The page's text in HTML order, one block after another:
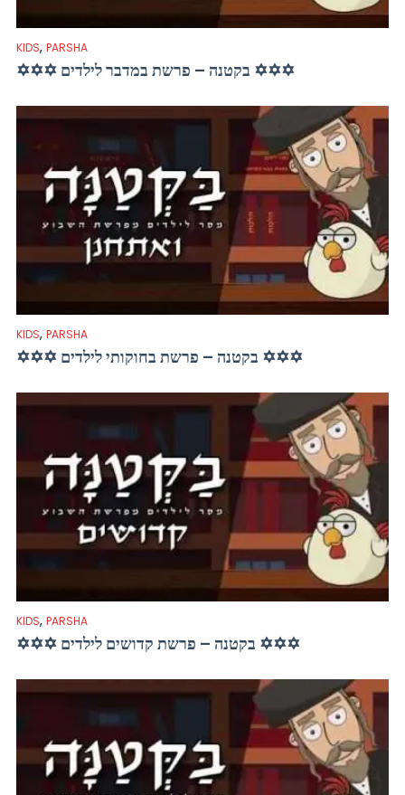
KIDS, PARSHA
✡✡✡ בקטנה – פרשת במדבר לילדים ✡✡✡
KIDS, PARSHA
✡✡✡ בקטנה – פרשת בחוקותי לילדים ✡✡✡
KIDS, PARSHA
✡✡✡ בקטנה – פרשת קדושים לילדים ✡✡✡